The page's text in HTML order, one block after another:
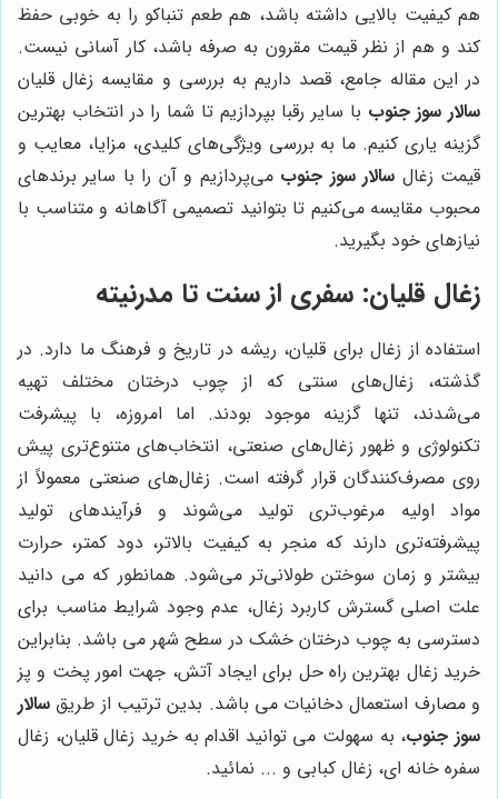
هم کیفیت بالایی داشته باشد، هم طعم تنباکو را به خوبی حفظ
کند و هم از نظر قیمت مقرون به صرفه باشد، کار آسانی نیست.
در این مقاله جامع، قصد داریم به بررسی و مقایسه زغال قلیان
سالار سوز جنوب با سایر رقبا بپردازیم تا شما را در انتخاب بهترین
گزینه یاری کنیم. ما به بررسی ویژگی‌های کلیدی، مزایا، معایب و
قیمت زغال سالار سوز جنوب می‌پردازیم و آن را با سایر برندهای
محبوب مقایسه می‌کنیم تا بتوانید تصمیمی آگاهانه و متناسب با
نیازهای خود بگیرید.
زغال قلیان: سفری از سنت تا مدرنیته
استفاده از زغال برای قلیان، ریشه در تاریخ و فرهنگ ما دارد. در
گذشته، زغال‌های سنتی که از چوب درختان مختلف تهیه
می‌شدند، تنها گزینه موجود بودند. اما امروزه، با پیشرفت
تکنولوژی و ظهور زغال‌های صنعتی، انتخاب‌های متنوع‌تری پیش
روی مصرف‌کنندگان قرار گرفته است. زغال‌های صنعتی معمولاً از
مواد اولیه مرغوب‌تری تولید می‌شوند و فرآیندهای تولید
پیشرفته‌تری دارند که منجر به کیفیت بالاتر، دود کمتر، حرارت
بیشتر و زمان سوختن طولانی‌تر می‌شود. همانطور که می دانید
علت اصلی گسترش کاربرد زغال، عدم وجود شرایط مناسب برای
دسترسی به چوب درختان خشک در سطح شهر می باشد. بنابراین
خرید زغال بهترین راه حل برای ایجاد آتش، جهت امور پخت و پز
و مصارف استعمال دخانیات می باشد. بدین ترتیب از طریق سالار
سوز جنوب، به سهولت می توانید اقدام به خرید زغال قلیان، زغال
سفره خانه ای، زغال کبابی و ... نمائید.